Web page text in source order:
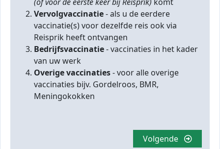
Vervolgvaccinatie- als u de eerdere
vaccinatie(s) voor dezelfde reis ook via
Reisprik heeft ontvangen
Bedrijfsvaccinatie- vaccinaties in het kader
van uw werk
Overige vaccinaties- voor alle overige
vaccinaties bijv. Gordelroos, BMR,
Meningokokken
Volgende